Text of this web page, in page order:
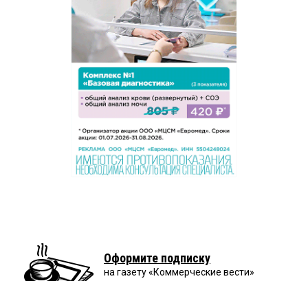
Оформите подписку
на газету «Коммерческие вести»